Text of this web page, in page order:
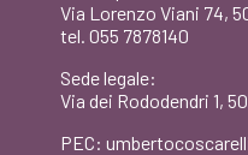
Via Lorenzo Viani 74,
tel. 055 7878140
Sede legale:
Via dei Rododendri 1,
PEC: